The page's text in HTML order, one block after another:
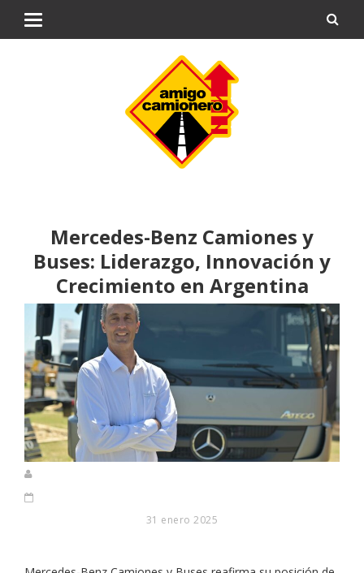
Mercedes-Benz Camiones y
Buses: Liderazgo, Innovación y
Crecimiento en Argentina
31 enero 2025